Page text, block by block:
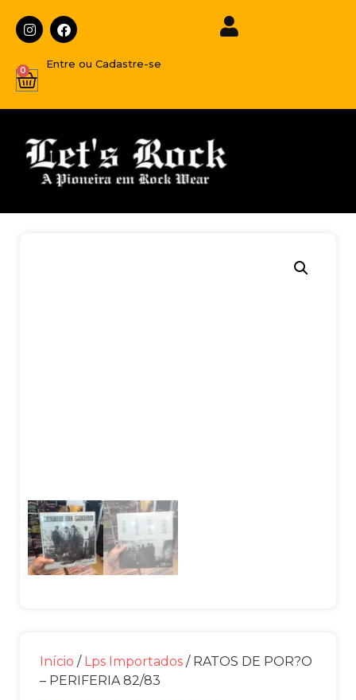
Entre ou Cadastre-se
0
Início / Lps Importados / RATOS DE POR?O
– PERIFERIA 82/83